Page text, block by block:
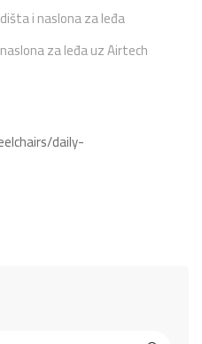
i naslona za leđa
za leđa uz Airtech
daily-